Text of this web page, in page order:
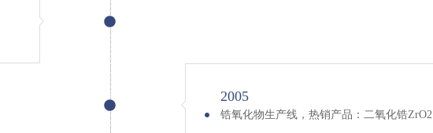
2005
锆氧化物生产线，热销产品：二氧化锆ZrO2